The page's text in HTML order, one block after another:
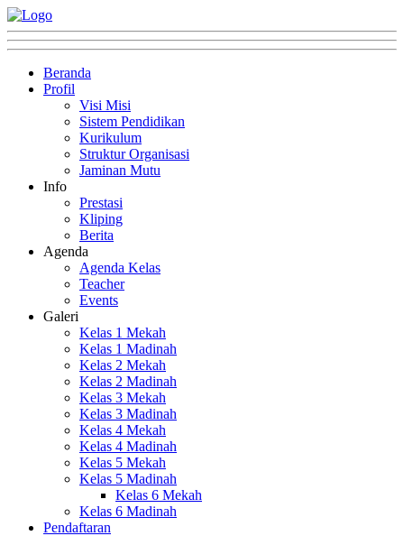
Beranda
Profil
Visi Misi
Sistem Pendidikan
Kurikulum
Struktur Organisasi
Jaminan Mutu
Info
Prestasi
Kliping
Berita
Agenda
Agenda Kelas
Teacher
Events
Galeri
Kelas 1 Mekah
Kelas 1 Madinah
Kelas 2 Mekah
Kelas 2 Madinah
Kelas 3 Mekah
Kelas 3 Madinah
Kelas 4 Mekah
Kelas 4 Madinah
Kelas 5 Mekah
Kelas 5 Madinah
Kelas 6 Mekah
Kelas 6 Madinah
Pendaftaran